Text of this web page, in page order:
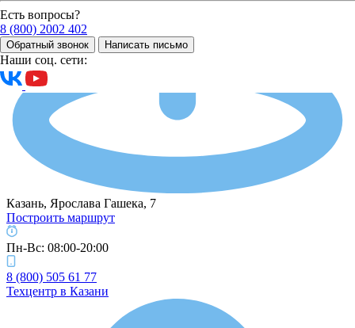
Есть вопросы?
8 (800) 2002 402
Обратный звонок Написать письмо
Наши соц. сети:
Казань, Ярослава Гашека, 7
Построить маршрут
Пн-Вс: 08:00-20:00
8 (800) 505 61 77
Техцентр в Казани